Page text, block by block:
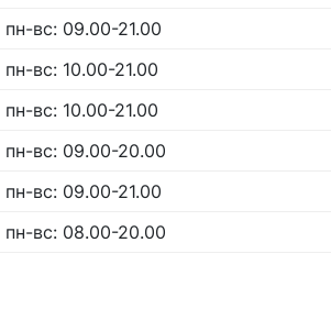
пн-вс: 09.00-21.00
пн-вс: 10.00-21.00
пн-вс: 10.00-21.00
пн-вс: 09.00-20.00
пн-вс: 09.00-21.00
пн-вс: 08.00-20.00